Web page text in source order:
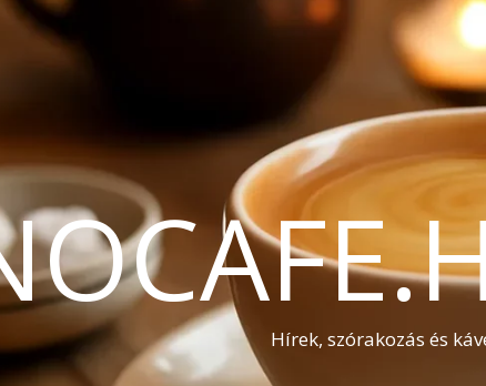
Hírek, szórakozás és